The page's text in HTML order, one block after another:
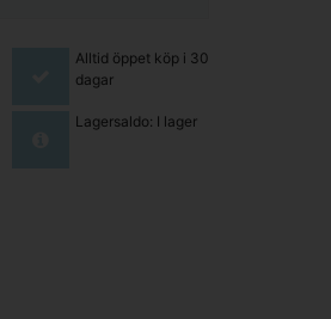
Alltid öppet köp i 30
dagar
Lagersaldo: I lager